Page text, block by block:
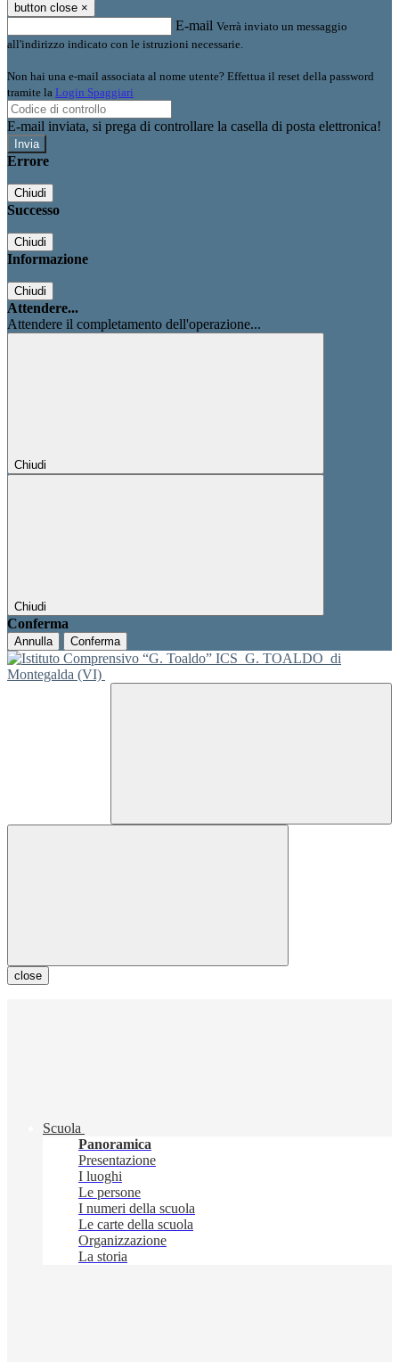
button close ×
E-mail Verrà inviato un messaggio
all'indirizzo indicato con le istruzioni necessarie.
Non hai una e-mail associata al nome utente? Effettua il reset della password
tramite la Login Spaggiari
E-mail inviata, si prega di controllare la casella di posta elettronica!
Errore
Chiudi
Successo
Chiudi
Informazione
Chiudi
Attendere...
Attendere il completamento dell'operazione...
Chiudi
Chiudi
Conferma
Annulla Conferma
ICS G. TOALDO di
Montegalda (VI)
close
Scuola
Panoramica
Presentazione
I luoghi
Le persone
I numeri della scuola
Le carte della scuola
Organizzazione
La storia